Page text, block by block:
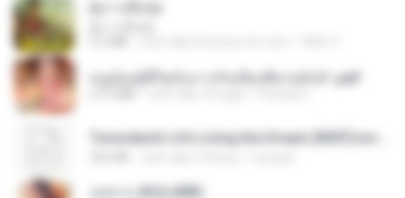
หนูน้อยสู้ชีวิตกับภารกิจเลี้ยงพี่ชายทั้งห้า.pdf
กุหลาบ (KULARB)